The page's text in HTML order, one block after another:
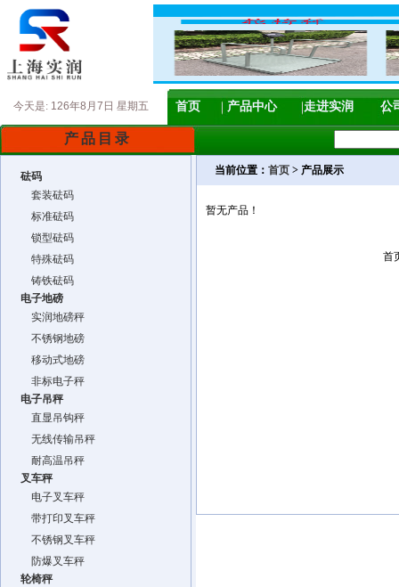
今天是: 126年8月7日 星期五 首页 产品中心 走进实润 公
产品目录
砝码
套装砝码
标准砝码
锁型砝码
特殊砝码
铸铁砝码
电子地磅
实润地磅秤
不锈钢地磅
移动式地磅
非标电子秤
电子吊秤
直显吊钩秤
无线传输吊秤
耐高温吊秤
叉车秤
电子叉车秤
带打印叉车秤
不锈钢叉车秤
防爆叉车秤
轮椅秤
当前位置： 首页 > 产品展示
暂无产品！
首